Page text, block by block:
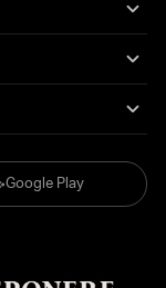
Google Play